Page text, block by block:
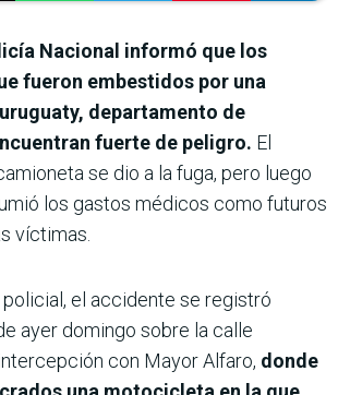
Nacional informó que los
fueron embestidos por una
departamento de
fuerte de peligro. El
se dio a la fuga, pero luego
los gastos médicos como futuros
víctimas.
el accidente se registró
ayer domingo sobre la calle
con Mayor Alfaro, donde